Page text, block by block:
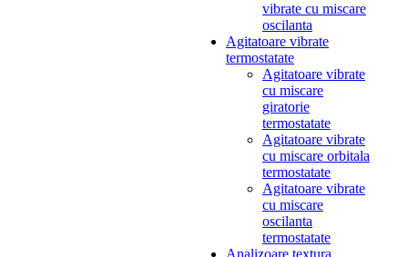
vibrate cu miscare
oscilanta
Agitatoare vibrate
termostatate
Agitatoare vibrate
cu miscare
giratorie
termostatate
Agitatoare vibrate
cu miscare orbitala
termostatate
Agitatoare vibrate
cu miscare
oscilanta
termostatate
Analizoare textura